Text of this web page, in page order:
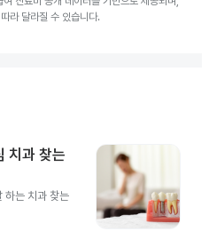
라 달라질 수 있습니다.
치과 찾는
하는 치과 찾는